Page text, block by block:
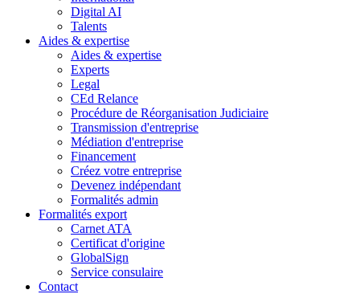
Digital AI
Talents
Aides & expertise
Aides & expertise
Experts
Legal
CEd Relance
Procédure de Réorganisation Judiciaire
Transmission d'entreprise
Médiation d'entreprise
Financement
Créez votre entreprise
Devenez indépendant
Formalités admin
Formalités export
Carnet ATA
Certificat d'origine
GlobalSign
Service consulaire
Contact